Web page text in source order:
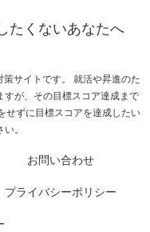
たくないあなたへ
サイトです。 就活や昇進のた
すが、その目標スコア達成まで
せずに目標スコアを達成したい
。
お問い合わせ
プライバシーポリシー